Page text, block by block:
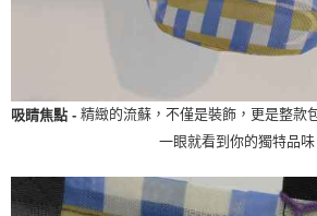
吸睛焦點 - 精緻的流蘇，不僅是裝飾，更是整款
一眼就看到你的獨特品味